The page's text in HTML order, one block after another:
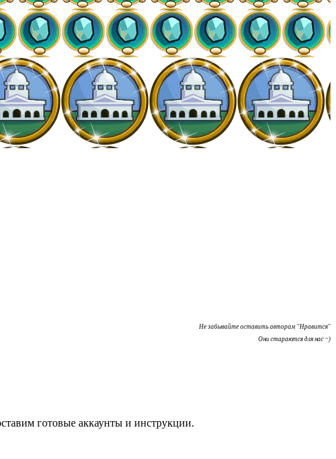
Не забывайте оставить авторам "Нравится"
Они стараются для нас ~)
готовые аккаунты и инструкции.